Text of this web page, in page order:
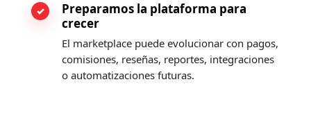
Preparamos la plataforma para
crecer
El marketplace puede evolucionar con pagos,
comisiones, reseñas, reportes, integraciones
o automatizaciones futuras.